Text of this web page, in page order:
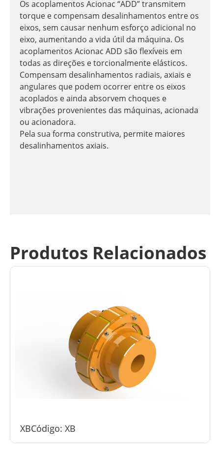
Os acoplamentos Acionac “ADD” transmitem
torque e compensam desalinhamentos entre os
eixos, sem causar nenhum esforço adicional no
eixo, aumentando a vida útil da máquina. Os
acoplamentos Acionac ADD são flexíveis em
todas as direções e torcionalmente elásticos.
Compensam desalinhamentos radiais, axiais e
angulares que podem ocorrer entre os eixos
acoplados e ainda absorvem choques e
vibrações provenientes das máquinas, acionada
ou acionadora.
Pela sua forma construtiva, permite maiores
desalinhamentos axiais.
Produtos Relacionados
XBCódigo: XB